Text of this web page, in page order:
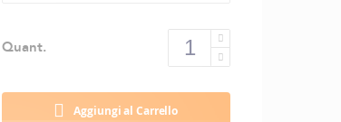
Quant.
Aggiungi al Carrello